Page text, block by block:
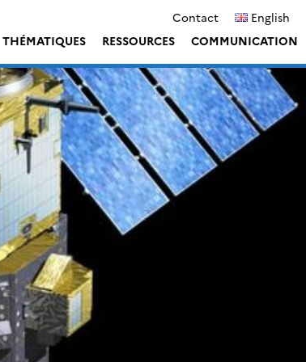
Contact
English
THÉMATIQUES RESSOURCES COMMUNICATION